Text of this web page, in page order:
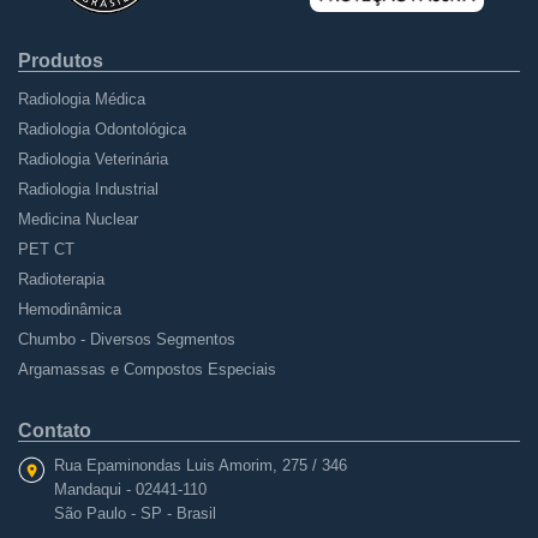
Produtos
Radiologia Médica
Radiologia Odontológica
Radiologia Veterinária
Radiologia Industrial
Medicina Nuclear
PET CT
Radioterapia
Hemodinâmica
Chumbo - Diversos Segmentos
Argamassas e Compostos Especiais
Contato
Rua Epaminondas Luis Amorim , 275 / 346
Mandaqui - 02441-110
São Paulo - SP - Brasil